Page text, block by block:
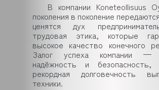
В компании Koneteollisuus
поколения в поколение
ценятся дух
трудовая этика, которые
высокое качество конечного
Залог успеха компании —
надёжность и
рекордная долговечность
техники.